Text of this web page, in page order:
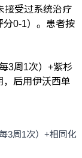
受过系统治疗
分0-1）。患者按
3周1次）+紫杉
后用伊沃西单
3周1次）+相同化